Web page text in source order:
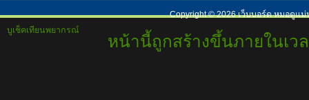
Copyright ©2026เว็บบอร์ด หมอดูแม่
บูเช็คเทียนพยากรณ์
หน้านี้ถูกสร้างขึ้นภายในเว